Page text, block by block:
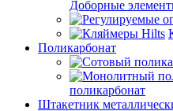
Доборные
Поликарбонат
поликарбонат
Штакетник